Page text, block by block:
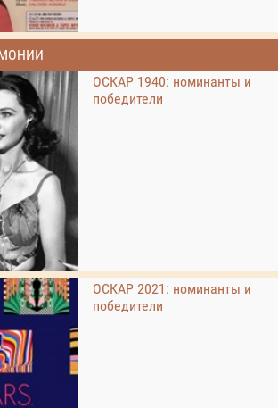
ОСКАР 1940: номинанты и
победители
ОСКАР 2021: номинанты и
победители